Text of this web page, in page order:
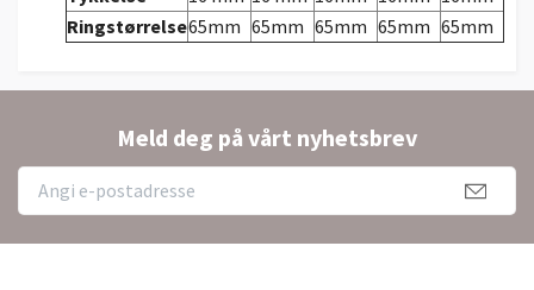
Ringstørrelse65mm 65mm 65mm 65mm 65mm
Meld deg på vårt nyhetsbrev